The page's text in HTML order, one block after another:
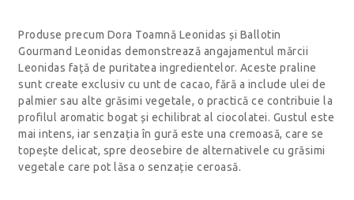
Produse precum Dora Toamnă Leonidas și Ballotin
Gourmand Leonidas demonstrează angajamentul mărcii
Leonidas față de puritatea ingredientelor. Aceste praline
sunt create exclusiv cu unt de cacao, fără a include ulei de
palmier sau alte grăsimi vegetale, o practică ce contribuie la
profilul aromatic bogat și echilibrat al ciocolatei. Gustul este
mai intens, iar senzația în gură este una cremoasă, care se
topește delicat, spre deosebire de alternativele cu grăsimi
vegetale care pot lăsa o senzație ceroasă.